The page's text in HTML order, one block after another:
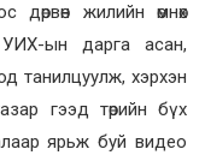
жилийн өмнөх
УИХ-ын дарга асан,
танилцуулж, хэрхэн
гээд төрийн бүх
ярьж буй видео